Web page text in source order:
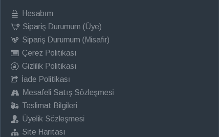
Hesabım
Sipariş Durumum (Üye)
Sipariş Durumum (Misafir)
Çerez Politikası
Gizlilik Politikası
İade Politikası
Mesafeli Satış Sözleşmesi
Teslimat Bilgileri
Üyelik Sözleşmesi
Site Haritası